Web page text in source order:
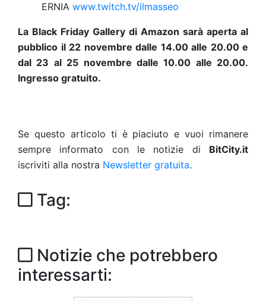
ERNIA www.twitch.tv/ilmasseo
La Black Friday Gallery di Amazon sarà aperta al
pubblico il 22 novembre dalle 14.00 alle 20.00 e
dal 23 al 25 novembre dalle 10.00 alle 20.00.
Ingresso gratuito.
Se questo articolo ti è piaciuto e vuoi rimanere
sempre informato con le notizie di BitCity.it
iscriviti alla nostra Newsletter gratuita.
Tag:
Notizie che potrebbero
interessarti: